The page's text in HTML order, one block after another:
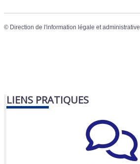
© Direction de l'information légale et administrative
LIENS PRATIQUES